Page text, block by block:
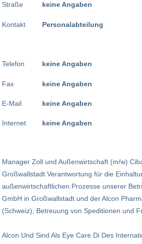
Straße
Kontakt
Telefon
Fax
E-Mail
Internet
keine Angaben
Personalabteilung
keine Angaben
keine Angaben
keine Angaben
keine Angaben
Manager Zoll und Außenwirtschaft (m/w)
Großwallstadt Verantwortung für die
außenwirtschaftlichen Prozesse unserer
GmbH in Groß­wall­stadt und der Alcon
(Schweiz); Betreuung von Speditionen und
Alcon Und Sind Als Eye Care Di Des